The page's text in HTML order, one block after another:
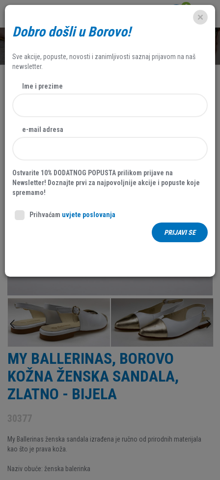
0
MY BALLERINAS, BOROVO
KOŽNA ŽENSKA SANDALA,
ZLATNO - BIJELA
30377
My Ballerinas ženska sandala izrađena je ručno od prirodnih materijala
kao što je prava koža.
Naziv obuće: ženska balerinka
Dobro došli u Borovo!
Sve akcije, popuste, novosti i zanimljivosti saznaj prijavom na naš
newsletter.
Ime i prezime
e-mail adresa
Ostvarite 10% DODATNOG POPUSTA prilikom prijave na
Newsletter! Doznajte prvi za najpovoljnije akcije i popuste koje
spremamo!
Prihvaćam uvjete poslovanja
PRIJAVI SE